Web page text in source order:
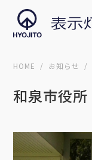
HOME お知らせ
和泉市役所